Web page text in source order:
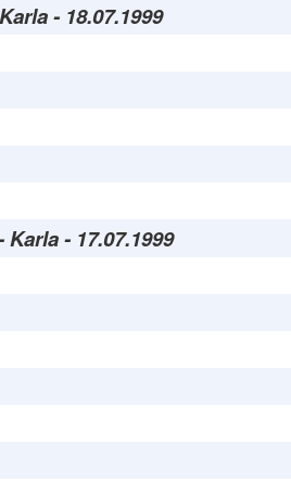
- 18.07.1999
- 17.07.1999